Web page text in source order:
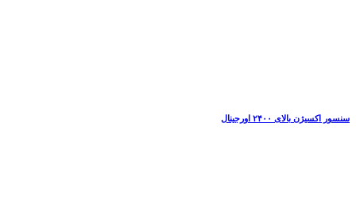
سنسور اکسیژن بالای ۲۴۰۰ اورجینال